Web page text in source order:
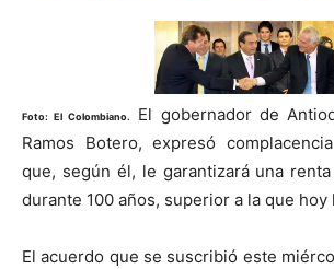
Foto: El Colombiano.
El gobernador de
Ramos Botero, expresó
que, según él, le garantizará una
durante 100 años, superior a la que hoy
El acuerdo que se suscribió este